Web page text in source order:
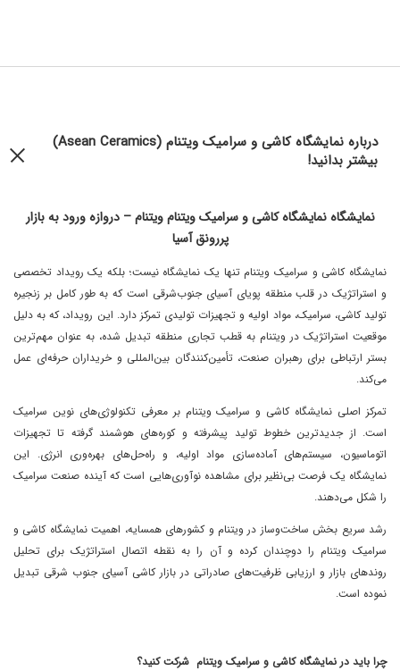
درباره نمایشگاه کاشی و سرامیک ویتنام (Asean Ceramics)
بیشتر بدانید!
نمایشگاهنمایشگاه کاشی و سرامیک ویتنام ویتنام – دروازه ورود به بازار
پررونق آسیا
نمایشگاه کاشی و سرامیک ویتنام تنها یک نمایشگاه نیست؛ بلکه یک رویداد تخصصی
و استراتژیک در قلب منطقه پویای آسیای جنوب‌شرقی است که به طور کامل بر زنجیره
تولید کاشی، سرامیک، مواد اولیه و تجهیزات تولیدی تمرکز دارد. این رویداد، که به دلیل
موقعیت استراتژیک در ویتنام به قطب تجاری منطقه تبدیل شده، به عنوان مهم‌ترین
بستر ارتباطی برای رهبران صنعت، تأمین‌کنندگان بین‌المللی و خریداران حرفه‌ای عمل
می‌کند.
تمرکز اصلی نمایشگاه کاشی و سرامیک ویتنام بر معرفی تکنولوژی‌های نوین سرامیک
است. از جدیدترین خطوط تولید پیشرفته و کوره‌های هوشمند گرفته تا تجهیزات
اتوماسیون، سیستم‌های آماده‌سازی مواد اولیه، و راه‌حل‌های بهره‌وری انرژی. این
نمایشگاه یک فرصت بی‌نظیر برای مشاهده نوآوری‌هایی است که آینده صنعت سرامیک
را شکل می‌دهند.
رشد سریع بخش ساخت‌وساز در ویتنام و کشورهای همسایه، اهمیت نمایشگاه کاشی و
سرامیک ویتنام را دوچندان کرده و آن را به نقطه اتصال استراتژیک برای تحلیل
روندهای بازار و ارزیابی ظرفیت‌های صادراتی در بازار کاشی آسیای جنوب شرقی تبدیل
نموده است.
چرا باید در نمایشگاه کاشی و سرامیک ویتنام شرکت کنید؟